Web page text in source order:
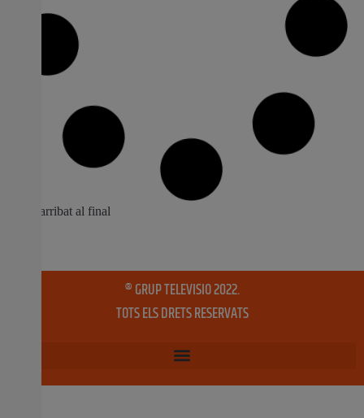
Balanç de les ajudes d’emergència social
en 2018 a Picassent
Durant l’any 2018, la Regidoria de Benestar Social ha
atès les necessitats dels col·lectius socials més
vulnerables. El 99,57% de les ajudes sol·licitades va ser
concedida. L’Ajuntament va abonar, durant l’any passat
No hi ha comentaris